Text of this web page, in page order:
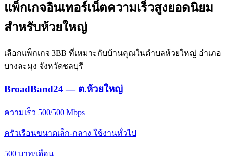
แพ็กเกจอินเทอร์เน็ตความเร็วสูงยอดนิยม
สำหรับห้วยใหญ่
เลือกแพ็กเกจ 3BB ที่เหมาะกับบ้านคุณในตำบลห้วยใหญ่ อำเภอ
บางละมุง จังหวัดชลบุรี
BroadBand24 — ต.ห้วยใหญ่
ความเร็ว 500/500 Mbps
ครัวเรือนขนาดเล็ก-กลาง ใช้งานทั่วไป
500 บาท/เดือน